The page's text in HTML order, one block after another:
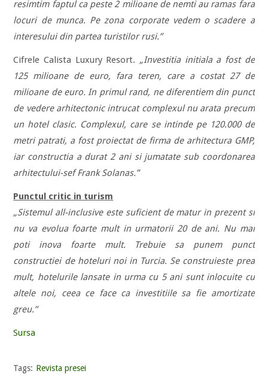
resimtim faptul ca peste 2 milioane de nemti au ramas fara
locuri de munca. Pe zona corporate vedem o scadere a
interesului din partea turistilor rusi.”
Cifrele Calista Luxury Resort. „Investitia initiala a fost de
125 milioane de euro, fara teren, care a costat 27 de
milioane de euro. In primul rand, ne diferentiem din punct
de vedere arhitectonic intrucat complexul nu arata precum
un hotel clasic. Complexul, care se intinde pe 120.000 de
metri patrati, a fost proiectat de firma de arhitectura GMP,
iar constructia a durat 2 ani si jumatate sub coordonarea
arhitectului-sef Frank Solanas.”
Punctul critic in turism
„Sistemul all-inclusive este suficient de matur in prezent si
nu va evolua foarte mult in urmatorii 20 de ani. Nu mai
poti inova foarte mult. Trebuie sa punem punct
constructiei de hoteluri noi in Turcia. Se construieste prea
mult, hotelurile lansate in urma cu 5 ani sunt inlocuite cu
altele noi, ceea ce face ca investitiile sa fie amortizate
greu.”
Sursa
Tags: Revista presei